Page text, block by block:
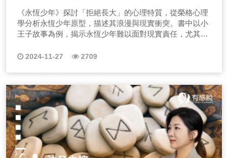
得與解析：長不大的浪漫，還是現代社
會的現象？
《永恆少年》探討「拒絕長大」的心理特質，從榮格心理
學分析永恆少年原型，描述其浪漫與現實衝突。書中以小
王子故事為例，揭示永恆少年難以面對現實責任，尤其表
不成熟的情感模式，與狐狸的互動則強調情感價值與責任
2024-11-27 2709